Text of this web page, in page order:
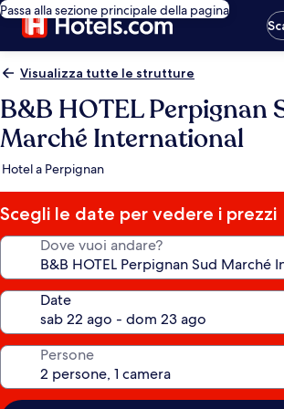
Passa alla sezione principale della pagina
Visualizza tutte le strutture
B&B HOTEL Perpignan
Marché International
Hotel a Perpignan
Scegli le date per vedere i prezzi
Dove vuoi andare?
Date
Persone